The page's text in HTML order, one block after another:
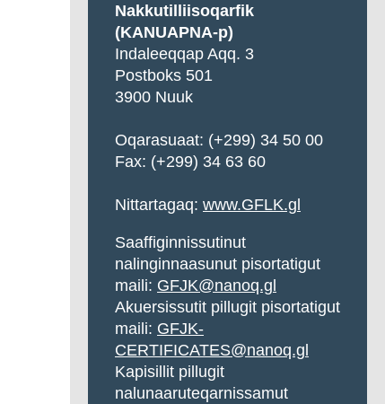
Nakkutilliisoqarfik
(KANUAPNA-p)
Indaleeqqap Aqq. 3
Postboks 501
3900 Nuuk
Oqarasuaat: (+299) 34 50 00
Fax: (+299) 34 63 60
Nittartagaq: www.GFLK.gl
Saaffiginnissutinut
nalinginnaasunut pisortatigut
maili: GFJK@nanoq.gl
Akuersissutit pillugit pisortatigut
maili: GFJK-
CERTIFICATES@nanoq.gl
Kapisillit pillugit
nalunaaruteqarnissamut